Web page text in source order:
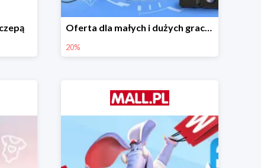
Oferta dla małych i dużych graczy w Mall.pl do -20%
20%